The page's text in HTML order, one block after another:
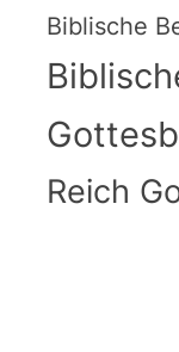
Biblische
Reich